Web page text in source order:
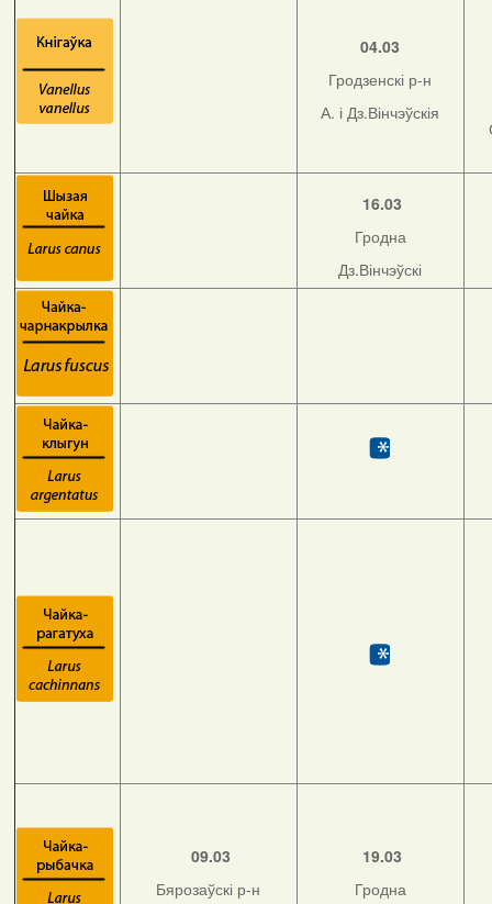
04.03
Гродзенскі р-н
А. і Дз.Вінчэўскія
16.03
Гродна
Дз.Вінчэўскі
09.03
Бярозаўскі р-н
19.03
Гродна